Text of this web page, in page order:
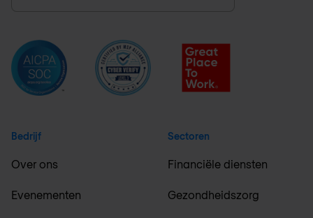
Bedrijf
Over ons
Evenementen
Sectoren
Financiële diensten
Gezondheidszorg